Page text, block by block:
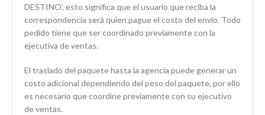
DESTINO’, esto significa que el usuario que reciba la
correspondencia será quien pague el costo del envío. Todo
pedido tiene que ser coordinado previamente con la
ejecutiva de ventas.
El traslado del paquete hasta la agencia puede generar un
costo adicional dependiendo del peso del paquete, por ello
es necesario que coordine previamente con su ejecutivo
de ventas.